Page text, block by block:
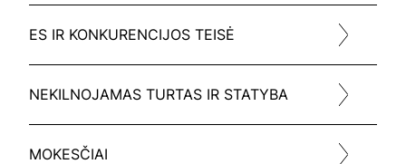
ES IR KONKURENCIJOS TEISĖ
NEKILNOJAMAS TURTAS IR STATYBA
MOKESČIAI